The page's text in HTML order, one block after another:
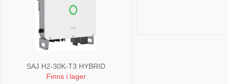
SAJ H2-30K-T3 HYBRID
Finns i lager